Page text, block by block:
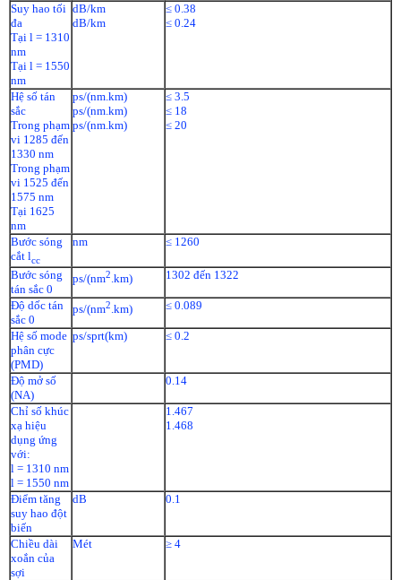
Suy hao tối
đa
Tại l = 1310
nm
Tại l = 1550
nm
dB/km
dB/km
≤ 0.38
≤ 0.24
Hệ số tán
sắc
Trong phạm
vi 1285 đến
1330 nm
Trong phạm
vi 1525 đến
1575 nm
Tại 1625
nm
ps/(nm.km)
ps/(nm.km)
ps/(nm.km)
≤ 3.5
≤ 18
≤ 20
Bước sóng
cắt lcc
nm ≤ 1260
Bước sóng
tán sắc 0
ps/(nm2.km) 1302 đến 1322
Độ dốc tán
sắc 0
ps/(nm2.km) ≤ 0.089
Hệ số mode
phân cực
(PMD)
ps/sprt(km) ≤ 0.2
Độ mở số
(NA)
0.14
Chỉ số khúc
xạ hiệu
dụng ứng
với:
l = 1310 nm
l = 1550 nm
1.467
1.468
Điểm tăng
suy hao đột
biến
dB 0.1
Chiều dài
xoắn của
sợi
Mét ≥ 4